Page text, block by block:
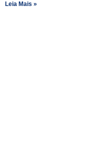
Leia Mais »